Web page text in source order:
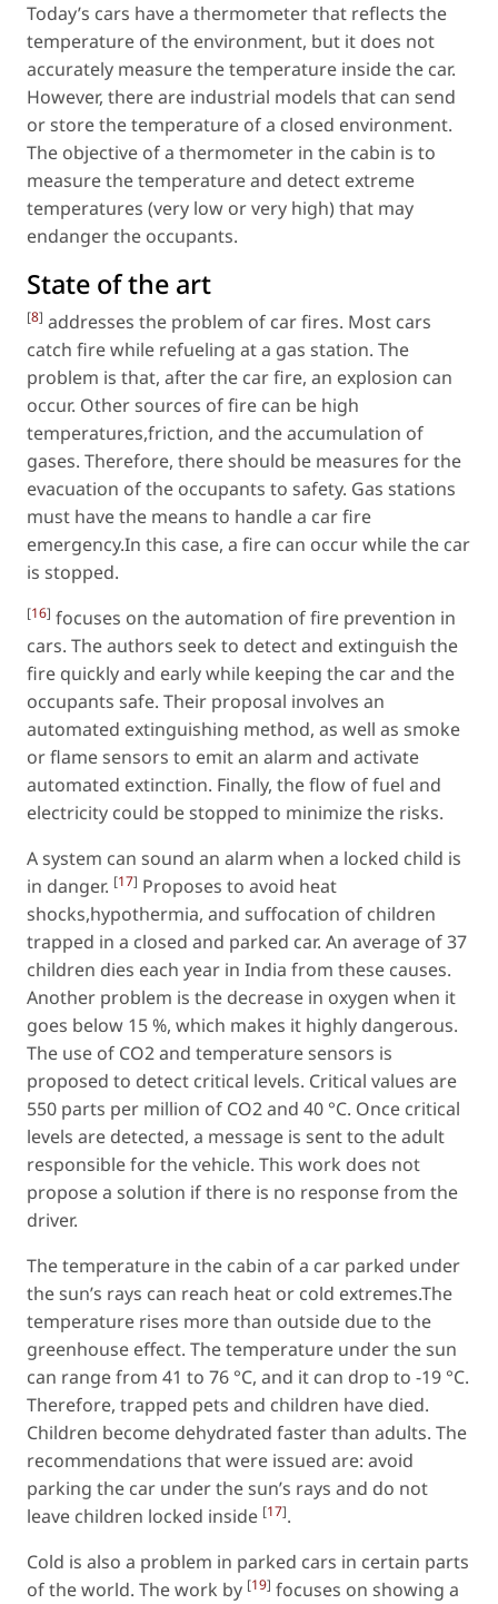
Today’s cars have a thermometer that reflects the
temperature of the environment, but it does not
accurately measure the temperature inside the car.
However, there are industrial models that can send
or store the temperature of a closed environment.
The objective of a thermometer in the cabin is to
measure the temperature and detect extreme
temperatures (very low or very high) that may
endanger the occupants.
State of the art
[8] addresses the problem of car fires. Most cars
catch fire while refueling at a gas station. The
problem is that, after the car fire, an explosion can
occur. Other sources of fire can be high
temperatures,friction, and the accumulation of
gases. Therefore, there should be measures for the
evacuation of the occupants to safety. Gas stations
must have the means to handle a car fire
emergency.In this case, a fire can occur while the car
is stopped.
[16] focuses on the automation of fire prevention in
cars. The authors seek to detect and extinguish the
fire quickly and early while keeping the car and the
occupants safe. Their proposal involves an
automated extinguishing method, as well as smoke
or flame sensors to emit an alarm and activate
automated extinction. Finally, the flow of fuel and
electricity could be stopped to minimize the risks.
A system can sound an alarm when a locked child is
in danger. [17] Proposes to avoid heat
shocks,hypothermia, and suffocation of children
trapped in a closed and parked car. An average of 37
children dies each year in India from these causes.
Another problem is the decrease in oxygen when it
goes below 15 %, which makes it highly dangerous.
The use of CO2 and temperature sensors is
proposed to detect critical levels. Critical values are
550 parts per million of CO2 and 40 °C. Once critical
levels are detected, a message is sent to the adult
responsible for the vehicle. This work does not
propose a solution if there is no response from the
driver.
The temperature in the cabin of a car parked under
the sun’s rays can reach heat or cold extremes.The
temperature rises more than outside due to the
greenhouse effect. The temperature under the sun
can range from 41 to 76 °C, and it can drop to -19 °C.
Therefore, trapped pets and children have died.
Children become dehydrated faster than adults. The
recommendations that were issued are: avoid
parking the car under the sun’s rays and do not
leave children locked inside [17].
Cold is also a problem in parked cars in certain parts
of the world. The work by [19] focuses on showing a